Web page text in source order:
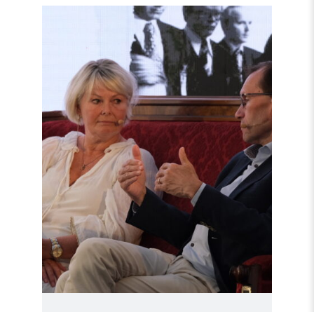
Read
article
"Møt
Helsingforskomiteen
på
Arendalsuka
2026"